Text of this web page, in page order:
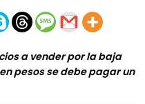
a vender por la baja
pesos se debe pagar un